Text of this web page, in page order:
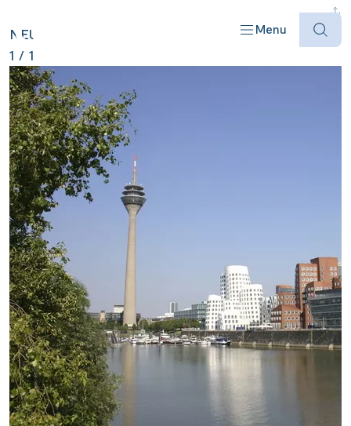
Menu
Offres
Destinations
Bateaux
Informations
Contact
NEU
1 / 1